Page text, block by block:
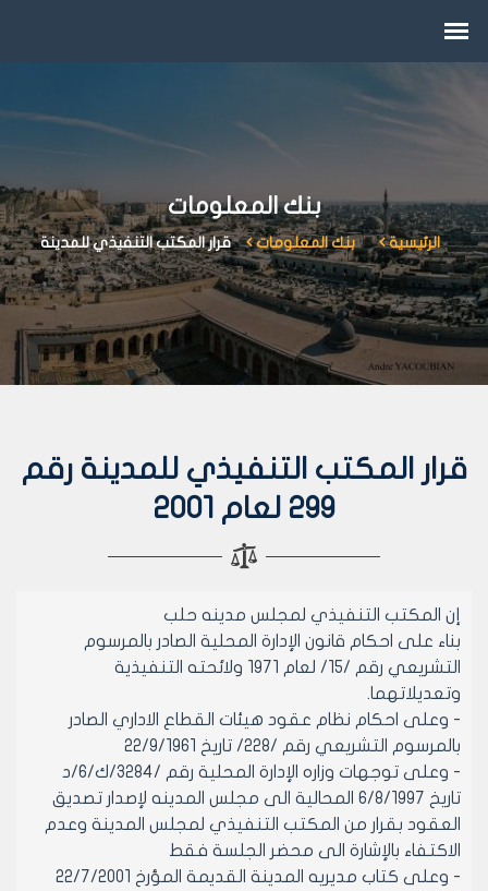
بنك المعلومات
الرئيسية بنك المعلومات قرار المكتب التنفيذي للمدينة
قرار المكتب التنفيذي للمدينة رقم
299 لعام 2001
إن المكتب التنفيذي لمجلس مدينه حلب
بناء على احكام قانون الإدارة المحلية الصادر بالمرسوم
التشريعي رقم /15/ لعام 1971 ولائحته التنفيذية
وتعديلاتهما.
- وعلى احكام نظام عقود هيئات القطاع الاداري الصادر
بالمرسوم التشريعي رقم /228/ تاريخ 22/9/1961
- وعلى توجهات وزاره الإدارة المحلية رقم /3284/ك/6/د
تاريخ 6/8/1997 المحالية الى مجلس المدينه لإصدار تصديق
العقود بقرار من المكتب التنفيذي لمجلس المدينة وعدم
الاكتفاء بالإشارة الى محضر الجلسة فقط
- وعلى كتاب مديريه المدينة القديمة المؤرخ 22/7/2001